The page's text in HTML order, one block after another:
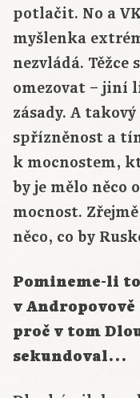
potlačit. No a
myšlenka
nezvládá. Těžce
omezovat – jiní
zásady. A
spřízněnost a
k mocnostem,
by je mělo něco
mocnost.
něco, co by
Pomineme-li
v
proč v tom
sekundoval…